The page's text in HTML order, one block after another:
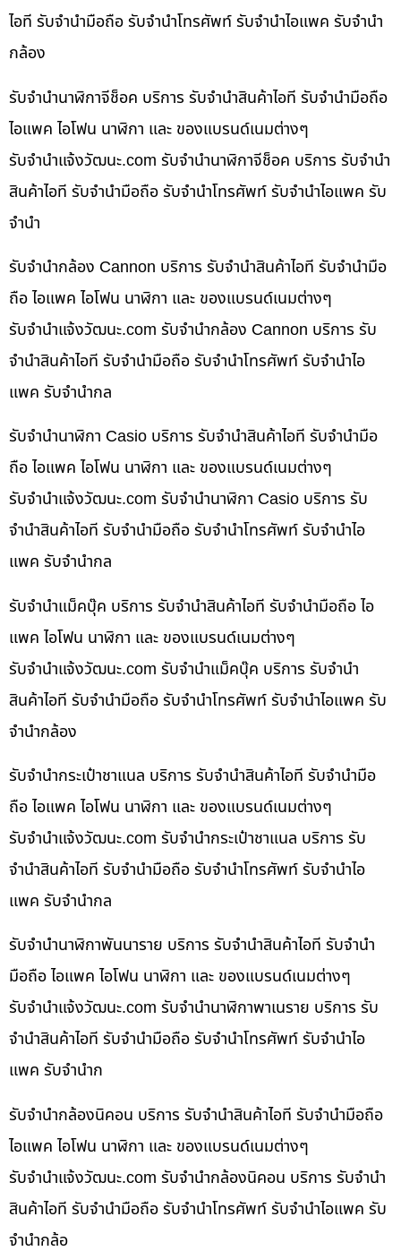
ไอที รับจำนำมือถือ รับจำนำโทรศัพท์ รับจำนำไอแพค รับจำนำ
กล้อง
รับจำนำนาฬิกาจีช็อค บริการ รับจำนำสินค้าไอที รับจำนำมือถือ
ไอแพค ไอโฟน นาฬิกา และ ของแบรนด์เนมต่างๆ
รับจํานําแจ้งวัฒนะ.com รับจำนำนาฬิกาจีช็อค บริการ รับจำนำ
สินค้าไอที รับจำนำมือถือ รับจำนำโทรศัพท์ รับจำนำไอแพค รับ
จำนำ
รับจำนำกล้อง Cannon บริการ รับจำนำสินค้าไอที รับจำนำมือ
ถือ ไอแพค ไอโฟน นาฬิกา และ ของแบรนด์เนมต่างๆ
รับจํานําแจ้งวัฒนะ.com รับจำนำกล้อง Cannon บริการ รับ
จำนำสินค้าไอที รับจำนำมือถือ รับจำนำโทรศัพท์ รับจำนำไอ
แพค รับจำนำกล
รับจำนำนาฬิกา Casio บริการ รับจำนำสินค้าไอที รับจำนำมือ
ถือ ไอแพค ไอโฟน นาฬิกา และ ของแบรนด์เนมต่างๆ
รับจํานําแจ้งวัฒนะ.com รับจำนำนาฬิกา Casio บริการ รับ
จำนำสินค้าไอที รับจำนำมือถือ รับจำนำโทรศัพท์ รับจำนำไอ
แพค รับจำนำกล
รับจำนำแม็คบุ๊ค บริการ รับจำนำสินค้าไอที รับจำนำมือถือ ไอ
แพค ไอโฟน นาฬิกา และ ของแบรนด์เนมต่างๆ
รับจํานําแจ้งวัฒนะ.com รับจำนำแม็คบุ๊ค บริการ รับจำนำ
สินค้าไอที รับจำนำมือถือ รับจำนำโทรศัพท์ รับจำนำไอแพค รับ
จำนำกล้อง
รับจำนำกระเป๋าชาแนล บริการ รับจำนำสินค้าไอที รับจำนำมือ
ถือ ไอแพค ไอโฟน นาฬิกา และ ของแบรนด์เนมต่างๆ
รับจํานําแจ้งวัฒนะ.com รับจำนำกระเป๋าชาแนล บริการ รับ
จำนำสินค้าไอที รับจำนำมือถือ รับจำนำโทรศัพท์ รับจำนำไอ
แพค รับจำนำกล
รับจำนำนาฬิกาพันนาราย บริการ รับจำนำสินค้าไอที รับจำนำ
มือถือ ไอแพค ไอโฟน นาฬิกา และ ของแบรนด์เนมต่างๆ
รับจํานําแจ้งวัฒนะ.com รับจำนำนาฬิกาพาเนราย บริการ รับ
จำนำสินค้าไอที รับจำนำมือถือ รับจำนำโทรศัพท์ รับจำนำไอ
แพค รับจำนำก
รับจำนำกล้องนิคอน บริการ รับจำนำสินค้าไอที รับจำนำมือถือ
ไอแพค ไอโฟน นาฬิกา และ ของแบรนด์เนมต่างๆ
รับจํานําแจ้งวัฒนะ.com รับจำนำกล้องนิคอน บริการ รับจำนำ
สินค้าไอที รับจำนำมือถือ รับจำนำโทรศัพท์ รับจำนำไอแพค รับ
จำนำกล้อ